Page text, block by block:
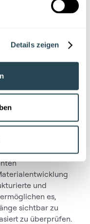
Details zeigen
bleibt
Prozesse
Von
und
es,
sichtbar zu
zu überprüfen.